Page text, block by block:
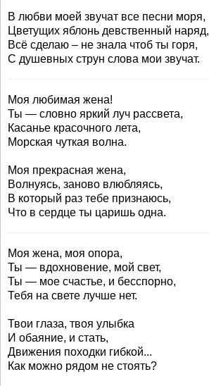
В любви моей звучат все песни моря,
Цветущих яблонь девственный наряд,
Всё сделаю – не знала чтоб ты горя,
С душевных струн слова мои звучат.
Моя любимая жена!
Ты — словно яркий луч рассвета,
Касанье красочного лета,
Морская чуткая волна.
Моя прекрасная жена,
Волнуясь, заново влюбляясь,
В который раз тебе признаюсь,
Что в сердце ты царишь одна.
Моя жена, моя опора,
Ты — вдохновение, мой свет,
Ты — мое счастье, и бесспорно,
Тебя на свете лучше нет.
Твои глаза, твоя улыбка
И обаяние, и стать,
Движения походки гибкой...
Как можно рядом не стоять?